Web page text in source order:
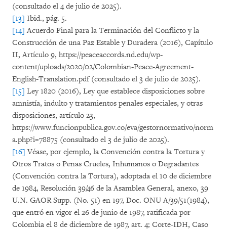
(consultado el 4 de julio de 2025).
[13] Ibid., pág. 5.
[14] Acuerdo Final para la Terminación del Conflicto y la
Construcción de una Paz Estable y Duradera (2016), Capítulo
II, Artículo 9, https://peaceaccords.nd.edu/wp-
content/uploads/2020/02/Colombian-Peace-Agreement-
English-Translation.pdf (consultado el 3 de julio de 2025).
[15] Ley 1820 (2016), Ley que establece disposiciones sobre
amnistía, indulto y tratamientos penales especiales, y otras
disposiciones, artículo 23,
https://www.funcionpublica.gov.co/eva/gestornormativo/norm
a.php?i=78875 (consultado el 3 de julio de 2025).
[16] Véase, por ejemplo, la Convención contra la Tortura y
Otros Tratos o Penas Crueles, Inhumanos o Degradantes
(Convención contra la Tortura), adoptada el 10 de diciembre
de 1984, Resolución 39/46 de la Asamblea General, anexo, 39
U.N. GAOR Supp. (No. 51) en 197, Doc. ONU A/39/51(1984),
que entró en vigor el 26 de junio de 1987, ratificada por
Colombia el 8 de diciembre de 1987, art. 4; Corte-IDH, Caso